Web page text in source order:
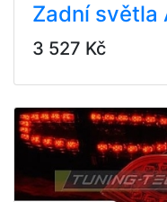
Zadní světla
3 527 Kč